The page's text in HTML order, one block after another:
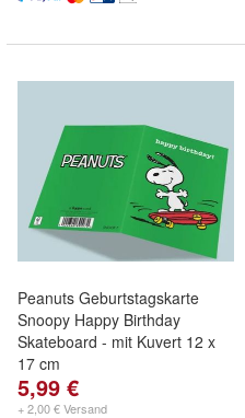
Peanuts Geburtstagskarte
Snoopy Happy Birthday
Skateboard - mit Kuvert 12 x
17 cm
5,99 €
+ 2,00 € Versand